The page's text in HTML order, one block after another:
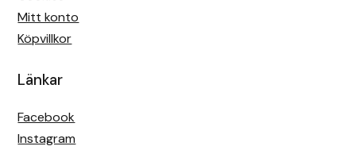
Mitt konto
Köpvillkor
Länkar
Facebook
Instagram